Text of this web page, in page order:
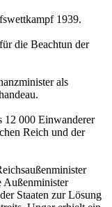
1939.
die Beachtun der
als
12 000 Einwanderer
Reich und der
Außenminister
Staaten zur Lösung